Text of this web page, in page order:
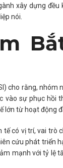
xây dựng đều
nói.
cho rằng, nhóm
vào sự phục hồi
từ hoạt động
có vị trí, vai trò
cứu phát triển
mạnh với tỷ lệ